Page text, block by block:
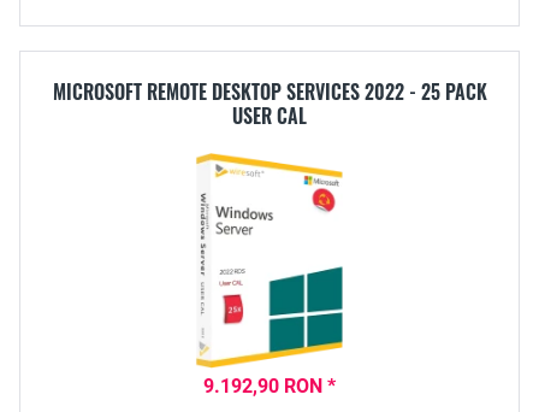
MICROSOFT REMOTE DESKTOP SERVICES 2022 - 25 PACK
USER CAL
9.192,90 RON *